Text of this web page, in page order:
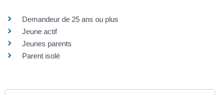
Demandeur de 25 ans ou plus
Jeune actif
Jeunes parents
Parent isolé